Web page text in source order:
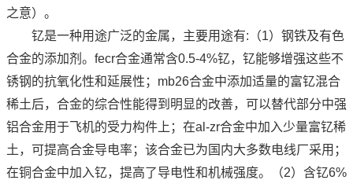
之意）。
钇是一种用途广泛的金属，主要用途有:（1）钢铁及有色
合金的添加剂。fecr合金通常含0.5-4%钇，钇能够增强这些不
锈钢的抗氧化性和延展性；mb26合金中添加适量的富钇混合
稀土后，合金的综合性能得到明显的改善，可以替代部分中强
铝合金用于飞机的受力构件上；在al-zr合金中加入少量富钇稀
土，可提高合金导电率；该合金已为国内大多数电线厂采用；
在铜合金中加入钇，提高了导电性和机械强度。（2）含钇6%